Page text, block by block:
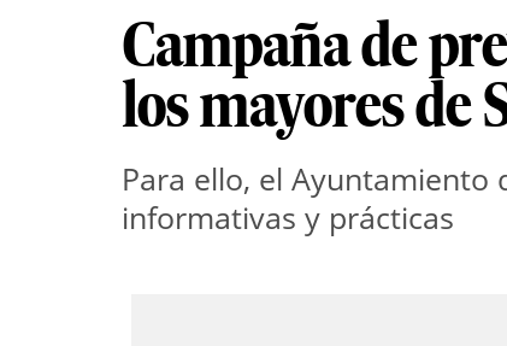
Campaña de
los mayores de
Para ello, el Ayuntamiento
informativas y prácticas